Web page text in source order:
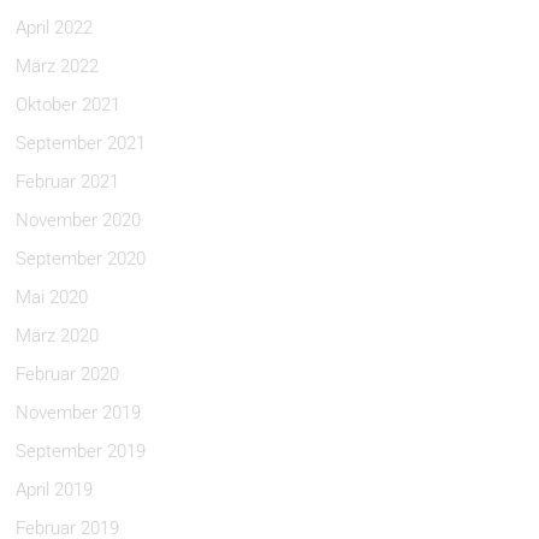
April 2022
März 2022
Oktober 2021
September 2021
Februar 2021
November 2020
September 2020
Mai 2020
März 2020
Februar 2020
November 2019
September 2019
April 2019
Februar 2019